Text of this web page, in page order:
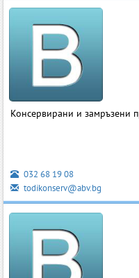
Консервирани и замръзени
032 68 19 08
todikonserv@abv.bg